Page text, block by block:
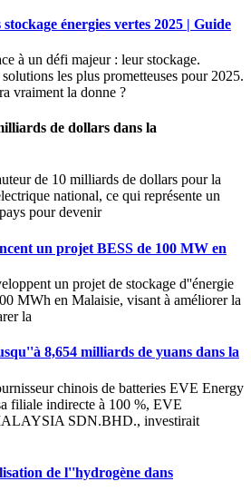
énergies vertes 2025 | Guide
à un défi majeur : leur stockage.
les plus prometteuses pour 2025.
vraiment la donne ?
de dollars dans la
de 10 milliards de dollars pour la
national, ce qui représente un
pour devenir
un projet BESS de 100 MW en
un projet de stockage d''énergie
MWh en Malaisie, visant à améliorer la
la
8,654 milliards de yuans dans la
chinois de batteries EVE Energy
filiale indirecte à 100 %, EVE
SDN.BHD., investirait
de l''hydrogène dans